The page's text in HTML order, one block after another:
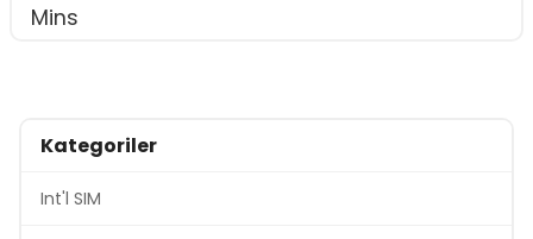
Mins
Kategoriler
Int'l SIM